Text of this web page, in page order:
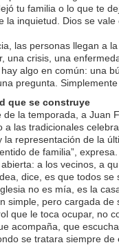
tu familia o lo que te
la inquietud. Dios se
las personas llegan a
una crisis, una
algo en común: una
pregunta.
que se construye
de la temporada, a Juan
a las tradicionales
la representación de la
de familia”, expresa.
a los vecinos, a
dice, es que todos
no es mía, es la
simple, pero cargada
que le toca ocupar, no
acompaña, que
se tratara siempre